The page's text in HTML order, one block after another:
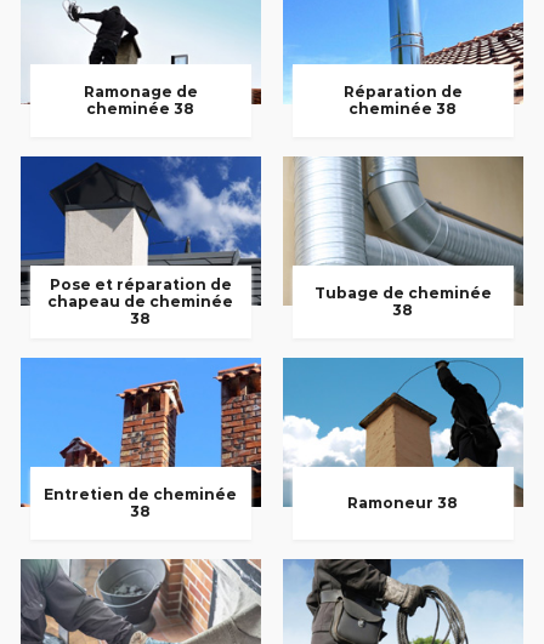
Ramonage de
cheminée 38
Réparation de
cheminée 38
Pose et réparation de
chapeau de cheminée
38
Tubage de cheminée
38
Entretien de cheminée
38
Ramoneur 38